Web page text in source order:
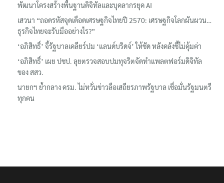
พัฒนาโครงสร้างพื้นฐานดิจิทัลและบุคลากรยุค AI
เสวนา “ถอดรหัสจุดเดือดเศรษฐกิจไทยปี 2570: เศรษฐกิจโลกผันผวน…
ธุรกิจไทยจะรับมืออย่างไร?”
‘อภิสิทธิ์’ จี้รัฐบาลเคลียร์ปม ‘แลนด์บริดจ์’ ให้ชัด หลังคลังชี้ไม่คุ้มค่า
‘อภิสิทธิ์’ เผย ปชป. ลุยตรวจสอบปมทุจริตจัดทำแพลตฟอร์มดิจิทัล
ของ สสว.
นายกฯ ย้ำกลาง ครม. ไม่หวั่นข่าวลือเสถียรภาพรัฐบาล เชื่อมั่นรัฐมนตรี
ทุกคน